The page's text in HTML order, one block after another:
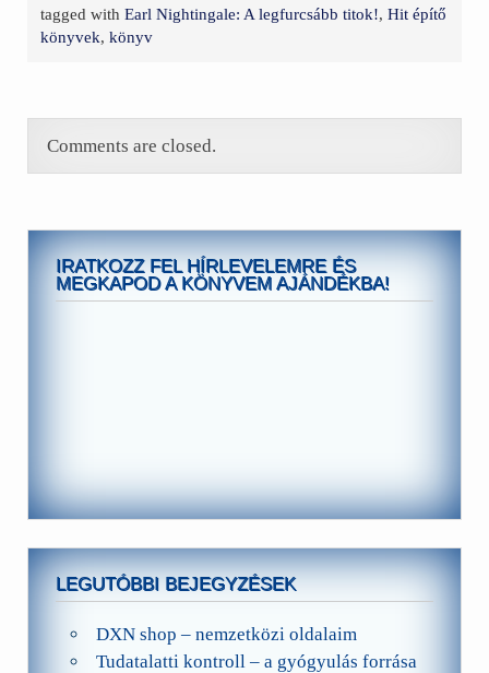
tagged withEarl Nightingale: A legfurcsább titok!,Hit építő
könyvek,könyv
Comments are closed.
IRATKOZZ FEL HÍRLEVELEMRE ÉS
MEGKAPOD A KÖNYVEM AJÁNDÉKBA!
LEGUTÓBBI BEJEGYZÉSEK
DXN shop – nemzetközi oldalaim
Tudatalatti kontroll – a gyógyulás forrása